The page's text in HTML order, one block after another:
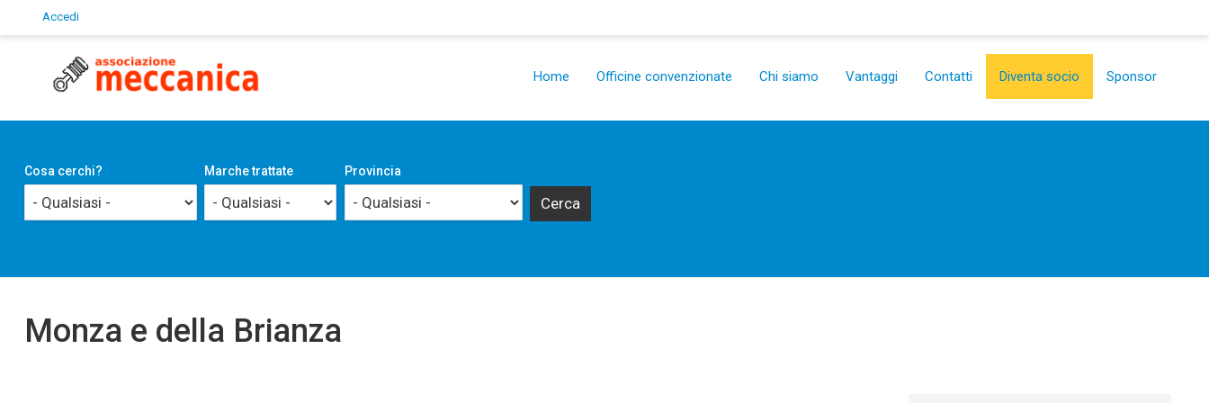
principale
account
menu
Accedi
Main
Home Officine convenzionate Chi siamo Vantaggi Contatti Diventa socio Sponsor
Cosa cerchi? Marche trattate Provincia
Monza e della Brianza